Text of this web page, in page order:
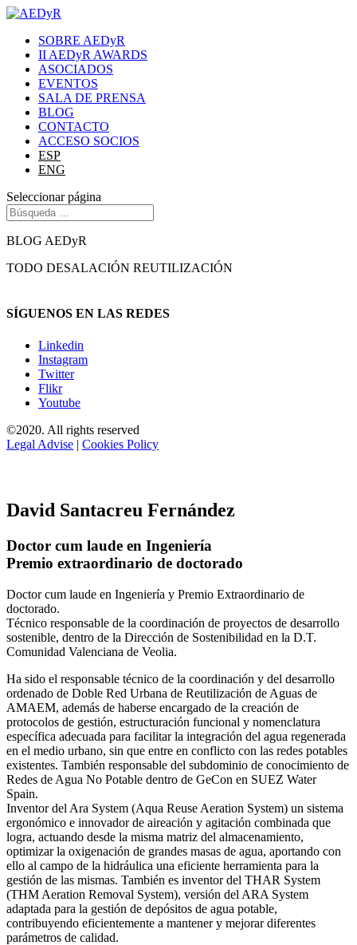
SOBRE AEDyR
II AEDyR AWARDS
ASOCIADOS
EVENTOS
SALA DE PRENSA
BLOG
CONTACTO
ACCESO SOCIOS
ESP
ENG
Seleccionar página
BLOG AEDyR
TODO DESALACIÓN REUTILIZACIÓN
SÍGUENOS EN LAS REDES
Linkedin
Instagram
Twitter
Flikr
Youtube
©2020. All rights reserved
Legal Advise | Cookies Policy
David Santacreu Fernández
Doctor cum laude en Ingeniería
Premio extraordinario de doctorado
Doctor cum laude en Ingeniería y Premio Extraordinario de
doctorado.
Técnico responsable de la coordinación de proyectos de desarrollo
sostenible, dentro de la Dirección de Sostenibilidad en la D.T.
Comunidad Valenciana de Veolia.
Ha sido el responsable técnico de la coordinación y del desarrollo
ordenado de Doble Red Urbana de Reutilización de Aguas de
AMAEM, además de haberse encargado de la creación de
protocolos de gestión, estructuración funcional y nomenclatura
específica adecuada para facilitar la integración del agua regenerada
en el medio urbano, sin que entre en conflicto con las redes potables
existentes. También responsable del subdominio de conocimiento de
Redes de Agua No Potable dentro de GeCon en SUEZ Water
Spain.
Inventor del Ara System (Aqua Reuse Aeration System) un sistema
ergonómico e innovador de aireación y agitación combinada que
logra, actuando desde la misma matriz del almacenamiento,
optimizar la oxigenación de grandes masas de agua, aportando con
ello al campo de la hidráulica una eficiente herramienta para la
gestión de las mismas. También es inventor del THAR System
(THM Aeration Removal System), versión del ARA System
adaptada para la gestión de depósitos de agua potable,
contribuyendo eficientemente a mantener y mejorar diferentes
parámetros de calidad.